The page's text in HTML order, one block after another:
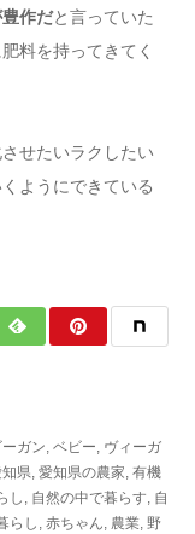
作だと言っていた
料を持ってきてく
せたいラクしたい
ようにできている
ーガン, ベビー, ヴィーガ
県, 愛知県の農家, 有機
し , 自然の中で暮らす, 自
らし , 赤ちゃん, 農業, 野